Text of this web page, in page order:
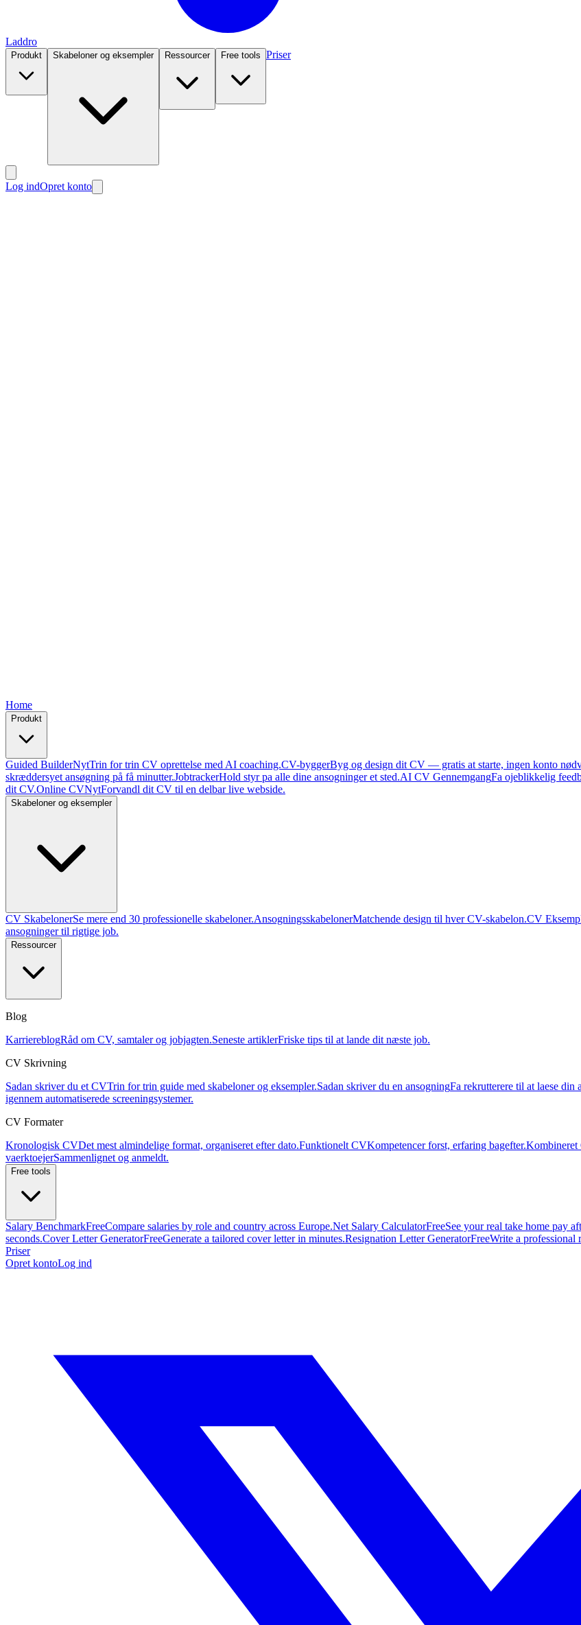
Laddro
Produkt Skabeloner og eksempler Ressourcer Free tools Priser
Log indOpret konto
Home
Produkt
Guided BuilderNytTrin for trin CV oprettelse med AI coaching.CV-byggerByg og design dit CV — gratis at starte, ingen konto
skræddersyet ansøgning på få minutter.JobtrackerHold styr pa alle dine ansogninger et sted.AI CV GennemgangFa ojeblikkelig
dit CV.Online CVNytForvandl dit CV til en delbar live webside.
Skabeloner og eksempler
CV SkabelonerSe mere end 30 professionelle skabeloner.AnsogningsskabelonerMatchende design til hver CV-skabelon.CV
ansogninger til rigtige job.
Ressourcer
Blog
KarriereblogRåd om CV, samtaler og jobjagten.Seneste artiklerFriske tips til at lande dit næste job.
CV Skrivning
Sadan skriver du et CVTrin for trin guide med skabeloner og eksempler.Sadan skriver du en ansogningFa rekrutterere til at laese din
igennem automatiserede screeningsystemer.
CV Formater
Kronologisk CVDet mest almindelige format, organiseret efter dato.Funktionelt CVKompetencer forst, erfaring bagefter.Kombineret
vaerktoejerSammenlignet og anmeldt.
Free tools
Salary BenchmarkFreeCompare salaries by role and country across Europe.Net Salary CalculatorFreeSee your real take home pay
seconds.Cover Letter GeneratorFreeGenerate a tailored cover letter in minutes.Resignation Letter GeneratorFreeWrite a professional
Priser
Opret kontoLog ind